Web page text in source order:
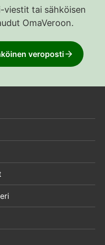
viestit tai sähköisen
OmaVeroon.
veroposti